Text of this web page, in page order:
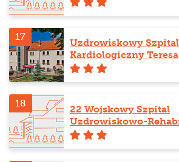
17
Uzdrowiskowy Szpital
Kardiologiczny Teresa
18
22 Wojskowy Szpital
Uzdrowiskowo-